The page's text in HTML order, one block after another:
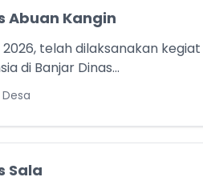
Abuan Kangin
telah dilaksanakan kegiat
di Banjar Dinas...
Sala